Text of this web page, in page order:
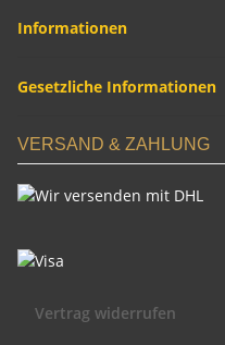
Informationen
Gesetzliche Informationen
VERSAND & ZAHLUNG
Vertrag widerrufen